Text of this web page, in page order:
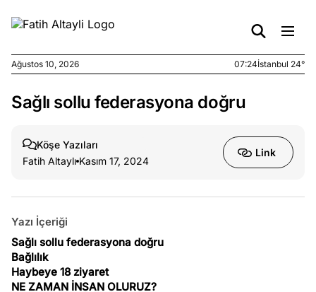
Ağustos
Ağustos
7, 2026
kirli
Ağustos 10, 2026 07:24İstanbul 24°
Sağlı sollu federasyona doğru
Köşe Yazıları
Fatih Altaylı Kasım 17, 2024
Link
Yazı İçeriği
Sağlı sollu federasyona doğru
Bağlılık
Haybeye 18 ziyaret
NE ZAMAN İNSAN OLURUZ?